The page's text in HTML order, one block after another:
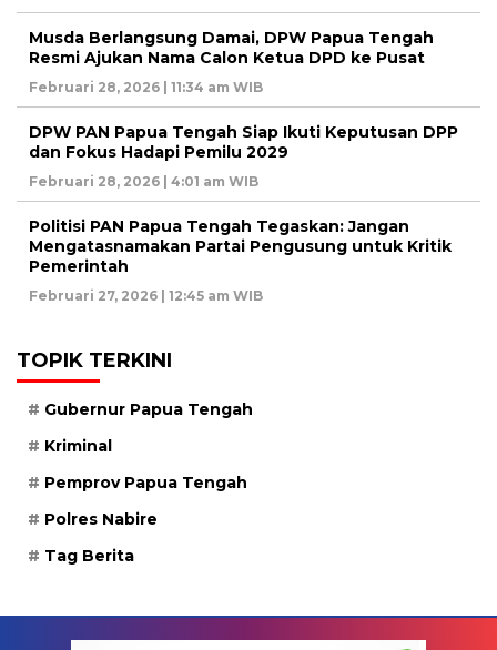
Musda Berlangsung Damai, DPW Papua Tengah
Resmi Ajukan Nama Calon Ketua DPD ke Pusat
Februari 28, 2026 | 11:34 am WIB
DPW PAN Papua Tengah Siap Ikuti Keputusan DPP
dan Fokus Hadapi Pemilu 2029
Februari 28, 2026 | 4:01 am WIB
Politisi PAN Papua Tengah Tegaskan: Jangan
Mengatasnamakan Partai Pengusung untuk Kritik
Pemerintah
Februari 27, 2026 | 12:45 am WIB
TOPIK TERKINI
Gubernur Papua Tengah
Kriminal
Pemprov Papua Tengah
Polres Nabire
Tag Berita